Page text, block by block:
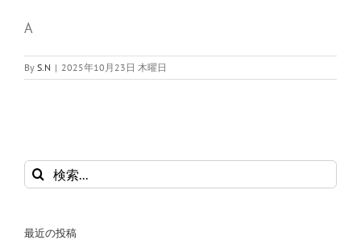
A
By S.N | 2025年10月23日 木曜日
検
索
最近の投稿